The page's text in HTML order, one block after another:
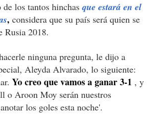
los tantos hinchas que estará en el
, considera que su país será quien se
Rusia 2018.
ninguna pregunta, le dijo a
Aleyda Alvarado, lo siguiente:
Yo creo que vamos a ganar 3-1 , y
o Aroon Moy serán nuestros
los goles esta noche'.